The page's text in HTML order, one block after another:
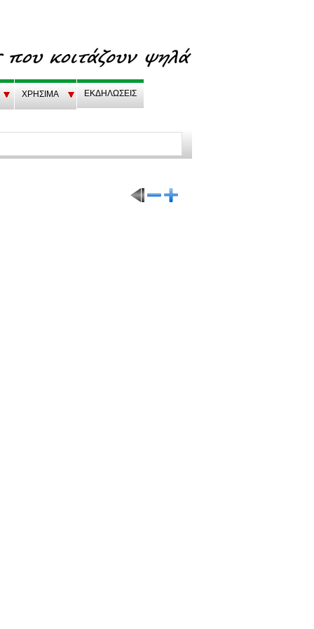
ΧΡΗΣΙΜΑ EKΔΗΛΩΣΕΙΣ